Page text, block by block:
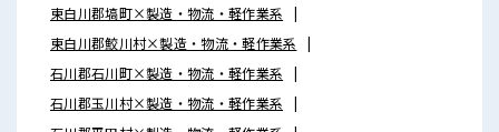
東白川郡塙町×製造・物流・軽作業系
東白川郡鮫川村×製造・物流・軽作業系
石川郡石川町×製造・物流・軽作業系
石川郡玉川村×製造・物流・軽作業系